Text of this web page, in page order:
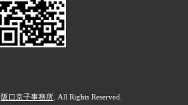
阪口京子事務所 . All Rights Reserved.